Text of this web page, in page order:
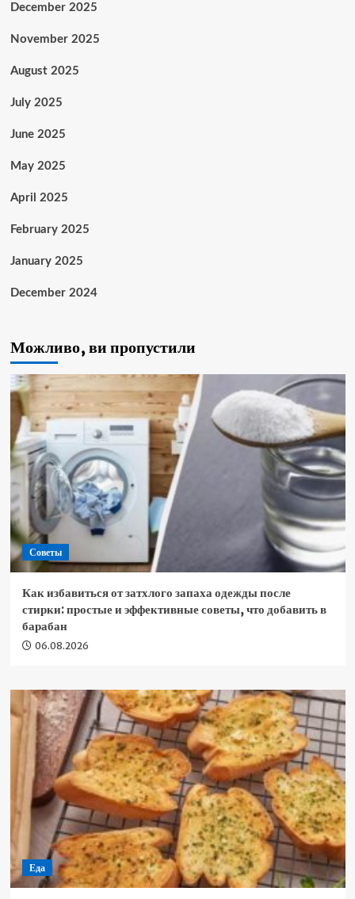
December 2025
November 2025
August 2025
July 2025
June 2025
May 2025
April 2025
February 2025
January 2025
December 2024
Можливо, ви пропустили
Советы
Как избавиться от затхлого запаха одежды после
стирки: простые и эффективные советы, что добавить в
барабан
06.08.2026
Еда